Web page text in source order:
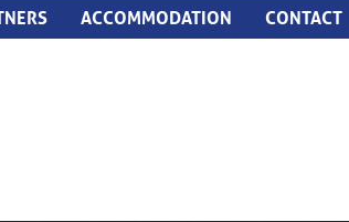
ACCOMMODATION CONTACT